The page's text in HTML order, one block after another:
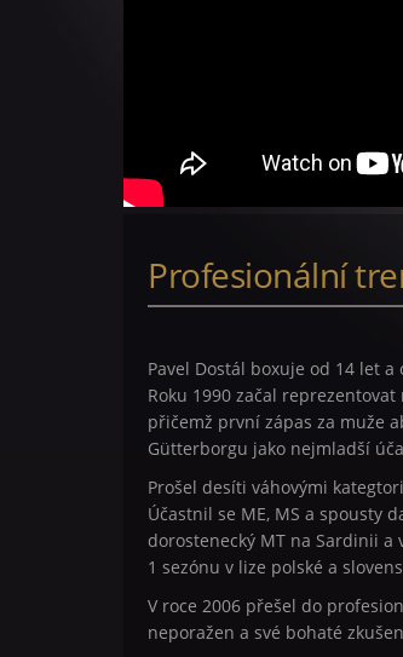
Profesionální
Pavel Dostál boxuje od 14 let
Roku 1990 začal
přičemž první zápas za muže
Gütterborgu jako nejmladší
Prošel desíti váhovými
Účastnil se ME, MS a spousty
dorostenecký MT na Sardinii a
1 sezónu v lize polské a
V roce 2006 přešel do
neporažen a své bohaté